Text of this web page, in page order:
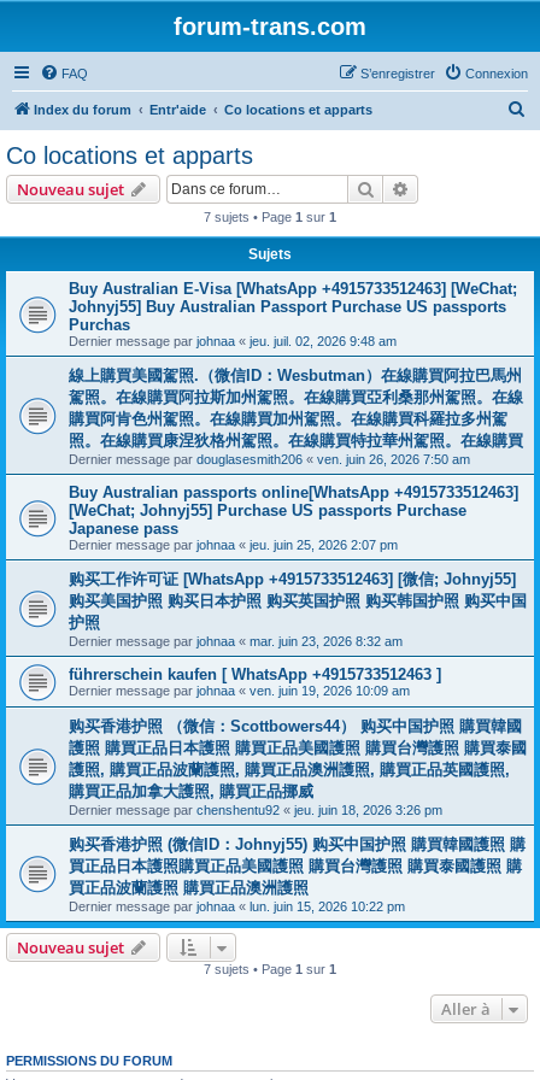
forum-trans.com
FAQ Connexion
S’enregistrer
Index du forum Entr'aide Co locations et apparts
Co locations et apparts
Nouveau sujet Rechercher
7 sujets • Page 1 sur 1
Sujets
Buy Australian E-Visa [WhatsApp +4915733512463] [WeChat;
Johnyj55] Buy Australian Passport Purchase US passports
Purchas
Dernier message par johnaa « jeu. juil. 02, 2026 9:48 am
線上購買美國駕照.（微信ID：Wesbutman）在線購買阿拉巴馬州
駕照。在線購買阿拉斯加州駕照。在線購買亞利桑那州駕照。在線
購買阿肯色州駕照。在線購買加州駕照。在線購買科羅拉多州駕
照。在線購買康涅狄格州駕照。在線購買特拉華州駕照。在線購買
Dernier message par douglasesmith206 « ven. juin 26, 2026 7:50 am
Buy Australian passports online[WhatsApp +4915733512463]
[WeChat; Johnyj55] Purchase US passports Purchase
Japanese pass
Dernier message par johnaa « jeu. juin 25, 2026 2:07 pm
购买工作许可证 [WhatsApp +4915733512463] [微信; Johnyj55]
购买美国护照 购买日本护照 购买英国护照 购买韩国护照 购买中国
护照
Dernier message par johnaa « mar. juin 23, 2026 8:32 am
führerschein kaufen [ WhatsApp +4915733512463 ]
Dernier message par johnaa « ven. juin 19, 2026 10:09 am
购买香港护照 （微信：Scottbowers44） 购买中国护照 購買韓國
護照 購買正品日本護照 購買正品美國護照 購買台灣護照 購買泰國
護照, 購買正品波蘭護照, 購買正品澳洲護照, 購買正品英國護照,
購買正品加拿大護照, 購買正品挪威
Dernier message par chenshentu92 « jeu. juin 18, 2026 3:26 pm
购买香港护照 (微信ID：Johnyj55) 购买中国护照 購買韓國護照 購
買正品日本護照購買正品美國護照 購買台灣護照 購買泰國護照 購
買正品波蘭護照 購買正品澳洲護照
Dernier message par johnaa « lun. juin 15, 2026 10:22 pm
Nouveau sujet
7 sujets • Page 1 sur 1
Aller à
PERMISSIONS DU FORUM